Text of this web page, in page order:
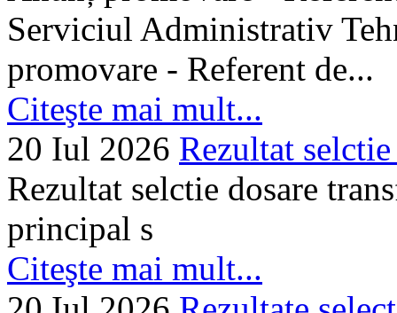
Serviciul Administrativ
promovare - Referent de...
Citeşte mai mult...
20 Iul 2026 Rezultat
Rezultat selctie dosare
principal s
Citeşte mai mult...